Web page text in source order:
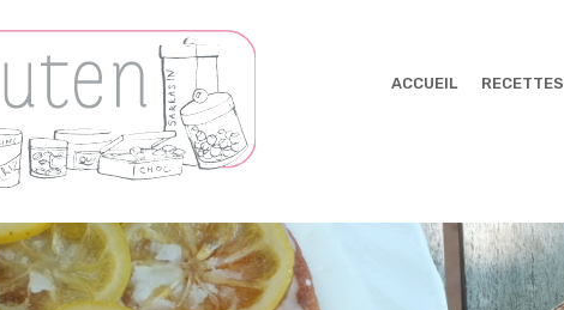
ACCUEIL RECETTES